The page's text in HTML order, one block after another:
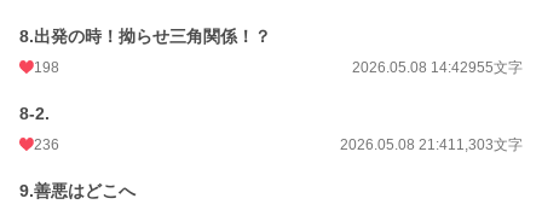
8.出発の時！拗らせ三角関係！？
198 2026.05.08 14:42955文字
8-2.
236 2026.05.08 21:411,303文字
9.善悪はどこへ